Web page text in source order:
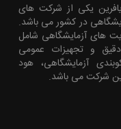
یکی از شرکت های
در کشور می باشد.‍‍‍
های آزمایشگاهی شامل
دقیق و تجهیزات عمومی
آزمایشگاهی، هود
شرکت می باشد.